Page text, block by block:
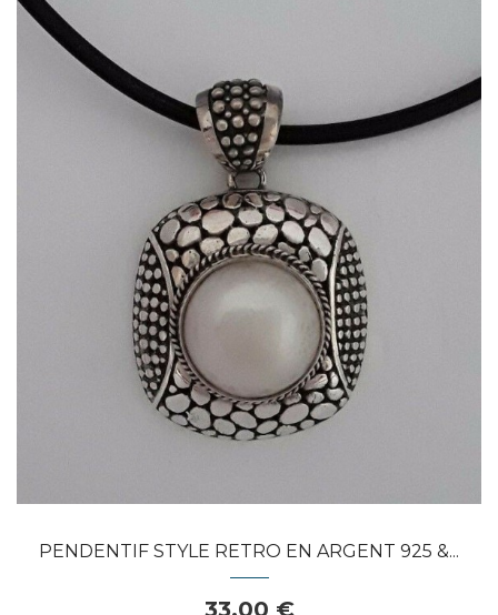
APERÇU RAPIDE
PENDENTIF STYLE RETRO EN ARGENT 925 &...
33,00 €